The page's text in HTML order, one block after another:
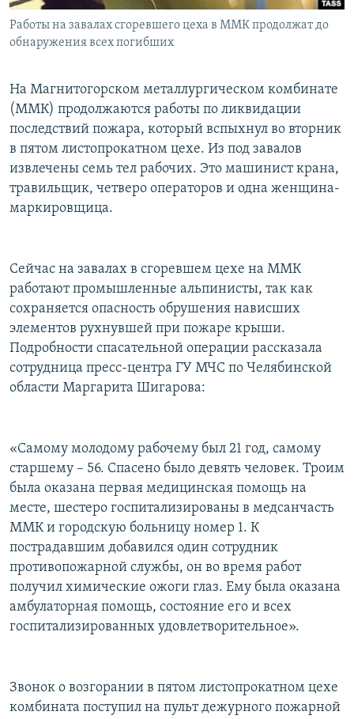
Все сайты РСЕ/РС
Работы на завалах сгоревшего цеха в ММК продолжат до
обнаружения всех погибших
На Магнитогорском металлургическом комбинате
(ММК) продолжаются работы по ликвидации
последствий пожара, который вспыхнул во вторник
в пятом листопрокатном цехе. Из под завалов
извлечены семь тел рабочих. Это машинист крана,
травильщик, четверо операторов и одна женщина-
маркировщица.
Сейчас на завалах в сгоревшем цехе на ММК
работают промышленные альпинисты, так как
сохраняется опасность обрушения нависших
элементов рухнувшей при пожаре крыши.
Подробности спасательной операции рассказала
сотрудница пресс-центра ГУ МЧС по Челябинской
области Маргарита Шигарова:
«Самому молодому рабочему был 21 год, самому
старшему – 56. Спасено было девять человек. Троим
была оказана первая медицинская помощь на
месте, шестеро госпитализированы в медсанчасть
ММК и городскую больницу номер 1. К
пострадавшим добавился один сотрудник
противопожарной службы, он во время работ
получил химические ожоги глаз. Ему была оказана
амбулаторная помощь, состояние его и всех
госпитализированных удовлетворительное».
Звонок о возгорании в пятом листопрокатном цехе
комбината поступил на пульт дежурного пожарной